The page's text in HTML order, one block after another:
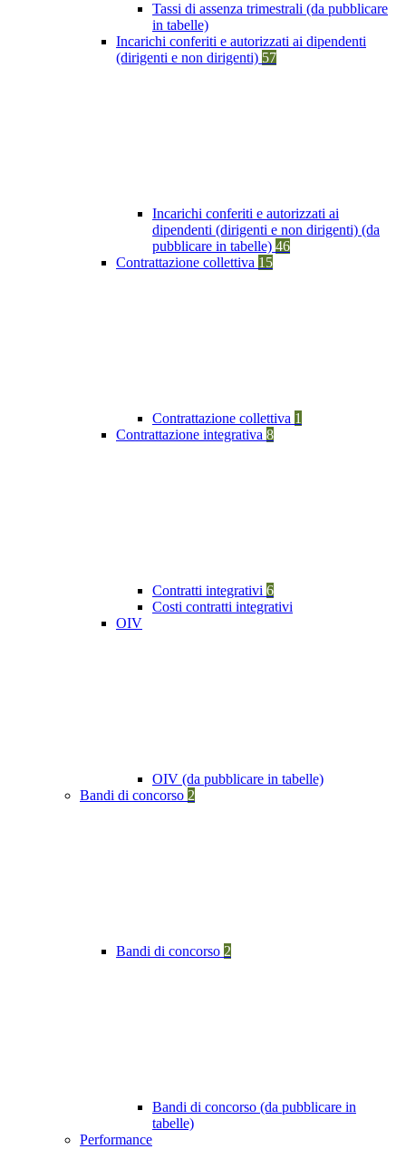
Tassi di assenza trimestrali (da pubblicare
in tabelle)
Incarichi conferiti e autorizzati ai dipendenti
(dirigenti e non dirigenti) 57
Incarichi conferiti e autorizzati ai
dipendenti (dirigenti e non dirigenti) (da
pubblicare in tabelle) 46
Contrattazione collettiva 15
Contrattazione collettiva 1
Contrattazione integrativa 8
Contratti integrativi 6
Costi contratti integrativi
OIV
OIV (da pubblicare in tabelle)
Bandi di concorso 2
Bandi di concorso 2
Bandi di concorso (da pubblicare in
tabelle)
Performance